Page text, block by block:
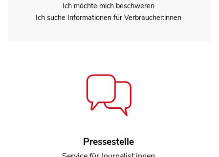
Ich möchte mich beschweren
Ich suche Informationen für Verbraucher:innen
Pressestelle
Dorothea Mohn